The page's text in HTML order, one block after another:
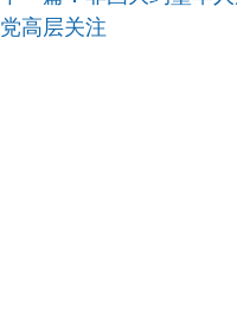
党高层关注